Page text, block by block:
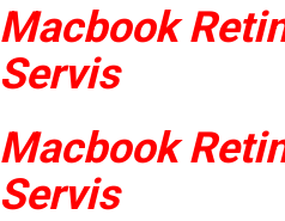
Macbook
Servis
Macbook
Servis